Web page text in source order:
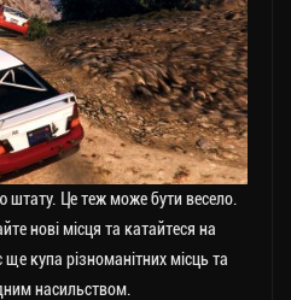
штату. Це теж може бути весело.
нові місця та катайтеся на
ще купа різноманітних місць та
насильством.